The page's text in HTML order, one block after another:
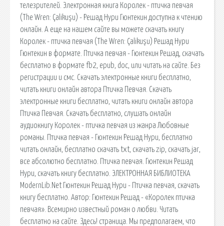
телезрителей. Электронная книга Королек - птичка певчая
(The Wren: Çalikuşu) - Решад Нури Гюнтекин доступна к чтению
онлайн. А еще на нашем сайте вы можете скачать книгу
Королек - птичка певчая (The Wren: Çalikuşu) Решад Нури
Гюнтекин в формате. Птичка певчая - Гюнтекин Решад, скачать
бесплатно в формате fb2, epub, doc, или читать на сайте. Без
регистрации и смс. Скачать электронные книги бесплатно,
читать книги онлайн автора Птичка Певчая. Скачать
электронные книги бесплатно, читать книги онлайн автора
Птичка Певчая. Скачать бесплатно, слушать онлайн
аудиокнигу Королек - птичка певчая из жанра Любовные
романы. Птичка певчая - Гюнтекин Решад Нури, бесплатно
читать онлайн, бесплатно скачать txt, скачать zip, скачать jar,
все абсолютно бесплатно. Птичка певчая. Гюнтекин Решад
Нури, скачать книгу бесплатно. ЭЛЕКТРОННАЯ БИБЛИОТЕКА
ModernLib.Net Гюнтекин Решад Нури - Птичка певчая, скачать
книгу бесплатно. Автор: Гюнтекин Решад - «Королек птичка
певчая». Всемирно известный роман о любви. Читать
бесплатно на сайте. Здесь! cтраница. Мы предполагаем, что